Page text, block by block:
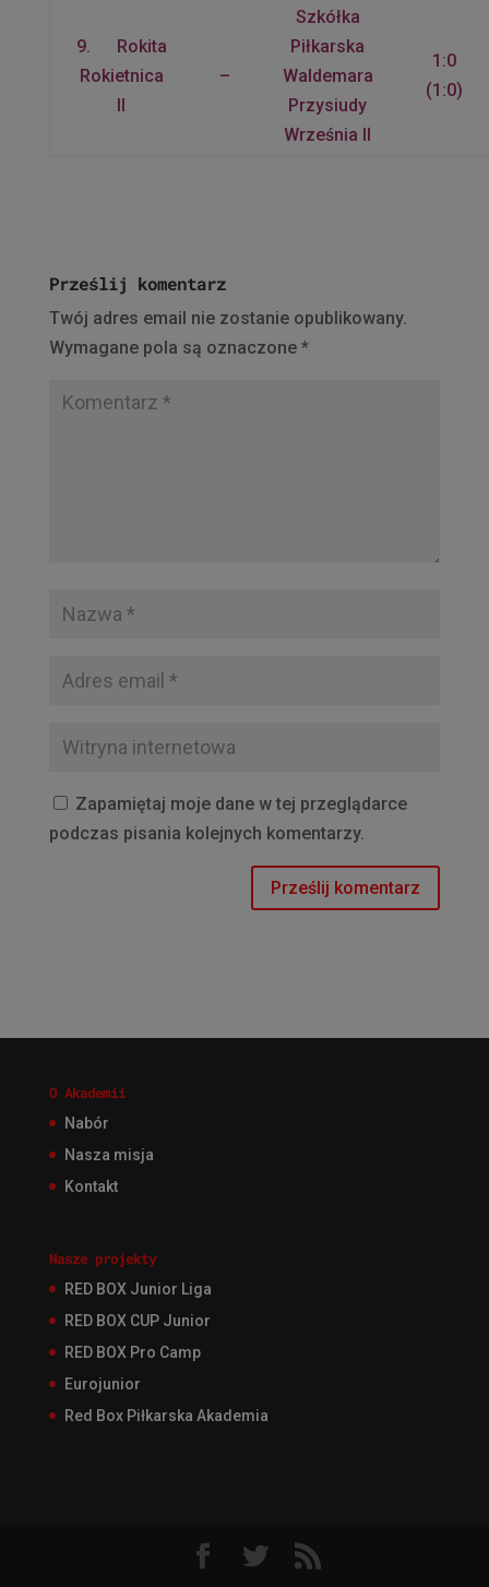
9. Rokita
Rokietnica
II
–
Szkółka
Piłkarska
Waldemara
Przysiudy
Września II
1:0
(1:0)
Prześlij komentarz
Twój adres email nie zostanie opublikowany.
Wymagane pola są oznaczone *
Zapamiętaj moje dane w tej przeglądarce
podczas pisania kolejnych komentarzy.
O Akademii
Nabór
Nasza misja
Kontakt
Nasze projekty
RED BOX Junior Liga
RED BOX CUP Junior
RED BOX Pro Camp
Eurojunior
Red Box Piłkarska Akademia